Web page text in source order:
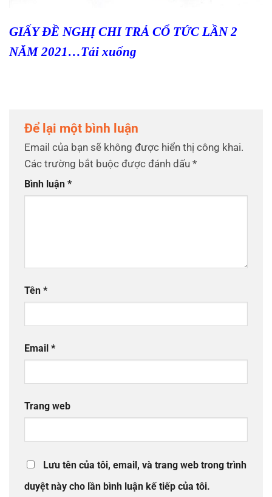
GIẤY ĐỀ NGHỊ CHI TRẢ CỔ TỨC LẦN 2
NĂM 2021…Tải xuống
Để lại một bình luận
Email của bạn sẽ không được hiển thị công khai.
Các trường bắt buộc được đánh dấu *
Bình luận *
Tên *
Email *
Trang web
Lưu tên của tôi, email, và trang web trong trình
duyệt này cho lần bình luận kế tiếp của tôi.